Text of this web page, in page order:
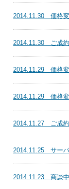
2014.11.30 価格変
2014.11.30 ご成約
2014.11.29 価格変
2014.11.29 価格変
2014.11.27 ご成約
2014.11.25 サー
2014.11.23 商談中